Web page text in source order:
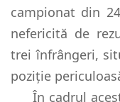
campionat din
nefericită de
trei înfrângeri,
poziție
În cadrul